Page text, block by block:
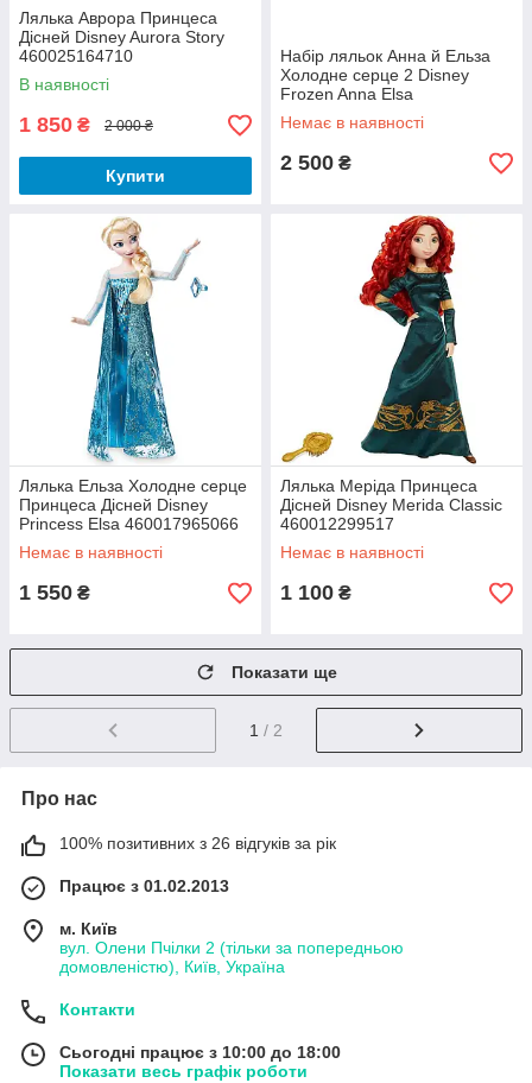
Лялька Аврора Принцеса
Дісней Disney Aurora Story
460025164710
В наявності
1 850 ₴ 2 000 ₴
Купити
Набір ляльок Анна й Ельза
Холодне серце 2 Disney
Frozen Anna Elsa
460024830395
Немає в наявності
2 500 ₴
Лялька Ельза Холодне серце
Принцеса Дісней Disney
Princess Elsa 460017965066
Немає в наявності
1 550 ₴
Лялька Меріда Принцеса
Дісней Disney Merida Classic
460012299517
Немає в наявності
1 100 ₴
Показати ще
1 / 2
Про нас
100% позитивних з 26 відгуків за рік
Працює з 01.02.2013
м. Київ
вул. Олени Пчілки 2 (тільки за попередньою
домовленістю), Київ, Україна
Контакти
Сьогодні працює з 10:00 до 18:00
Показати весь графік роботи